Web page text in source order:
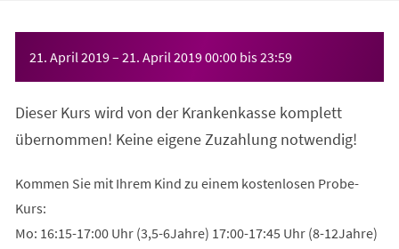
21. April 2019– 21. April 201900:00 bis23:59
Dieser Kurs wird von der Krankenkasse komplett
übernommen! Keine eigene Zuzahlung notwendig!
Kommen Sie mit Ihrem Kind zu einem kostenlosen Probe-
Kurs:
Mo: 16:15-17:00 Uhr (3,5-6Jahre) 17:00-17:45 Uhr (8-12Jahre)